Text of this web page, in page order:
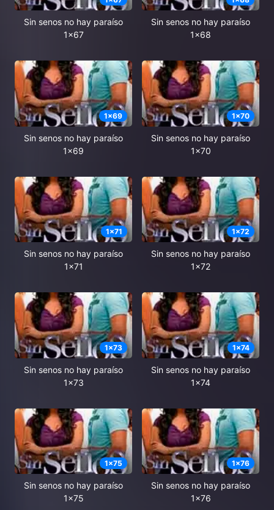
Sin senos no hay paraíso
1x67
Sin senos no hay paraíso
1x68
1x69
Sin senos no hay paraíso
1x69
1x70
Sin senos no hay paraíso
1x70
1x71
Sin senos no hay paraíso
1x71
1x72
Sin senos no hay paraíso
1x72
1x73
Sin senos no hay paraíso
1x73
1x74
Sin senos no hay paraíso
1x74
1x75
Sin senos no hay paraíso
1x75
1x76
Sin senos no hay paraíso
1x76